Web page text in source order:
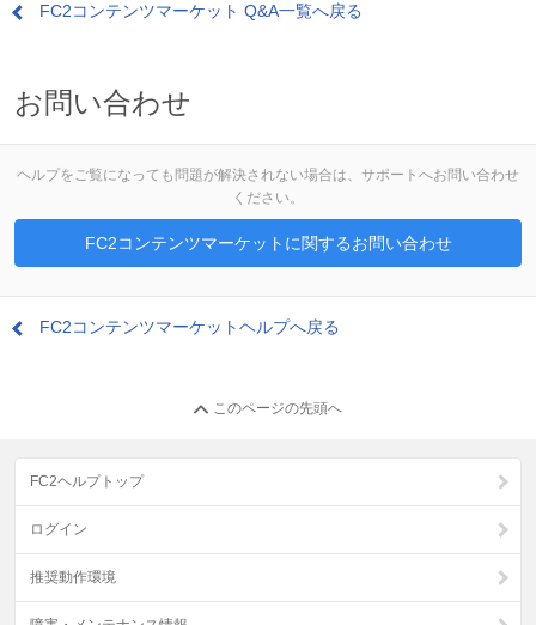
FC2コンテンツマーケット Q&A一覧へ戻る
お問い合わせ
ヘルプをご覧になっても問題が解決されない場合は、サポートへお問い合わせ
ください。
FC2コンテンツマーケットに関するお問い合わせ
FC2コンテンツマーケットヘルプへ戻る
このページの先頭へ
FC2ヘルプトップ
ログイン
推奨動作環境